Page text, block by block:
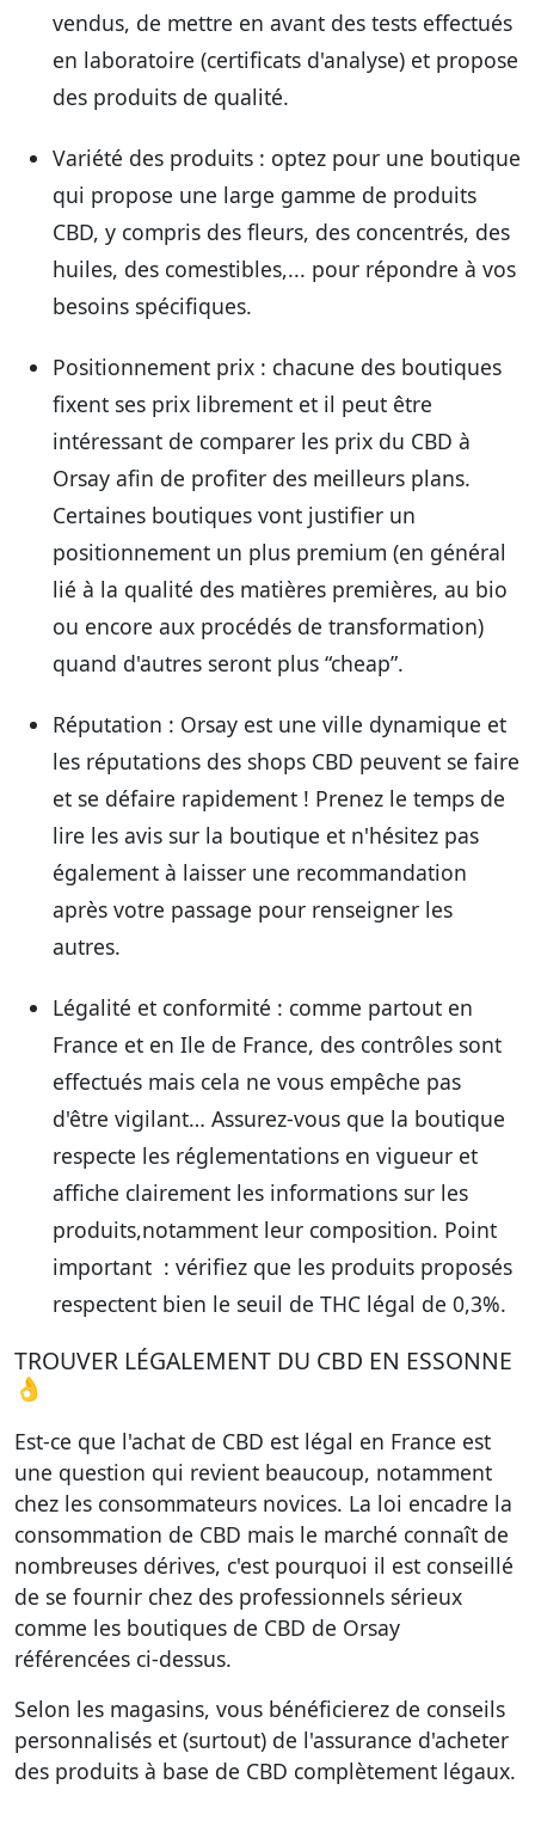
vendus, de mettre en avant des tests effectués
en laboratoire (certificats d'analyse) et propose
des produits de qualité.
Variété des produits : optez pour une boutique
qui propose une large gamme de produits
CBD, y compris des fleurs, des concentrés, des
huiles, des comestibles,... pour répondre à vos
besoins spécifiques.
Positionnement prix : chacune des boutiques
fixent ses prix librement et il peut être
intéressant de comparer les prix du CBD à
Orsay afin de profiter des meilleurs plans.
Certaines boutiques vont justifier un
positionnement un plus premium (en général
lié à la qualité des matières premières, au bio
ou encore aux procédés de transformation)
quand d'autres seront plus “cheap”.
Réputation : Orsay est une ville dynamique et
les réputations des shops CBD peuvent se faire
et se défaire rapidement ! Prenez le temps de
lire les avis sur la boutique et n'hésitez pas
également à laisser une recommandation
après votre passage pour renseigner les
autres.
Légalité et conformité : comme partout en
France et en Ile de France, des contrôles sont
effectués mais cela ne vous empêche pas
d'être vigilant… Assurez-vous que la boutique
respecte les réglementations en vigueur et
affiche clairement les informations sur les
produits,notamment leur composition. Point
important : vérifiez que les produits proposés
respectent bien le seuil de THC légal de 0,3%.
TROUVER LÉGALEMENT DU CBD EN ESSONNE
👌
Est-ce que l'achat de CBD est légal en France est
une question qui revient beaucoup, notamment
chez les consommateurs novices. La loi encadre la
consommation de CBD mais le marché connaît de
nombreuses dérives, c'est pourquoi il est conseillé
de se fournir chez des professionnels sérieux
comme les boutiques de CBD de Orsay
référencées ci-dessus.
Selon les magasins, vous bénéficierez de conseils
personnalisés et (surtout) de l'assurance d'acheter
des produits à base de CBD complètement légaux.